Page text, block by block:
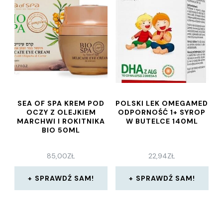
SEA OF SPA KREM POD
OCZY Z OLEJKIEM
MARCHWI I ROKITNIKA
BIO 50ML
85,00ZŁ
SPRAWDŹ SAM!
POLSKI LEK OMEGAMED
ODPORNOŚĆ 1+ SYROP
W BUTELCE 140ML
22,94ZŁ
SPRAWDŹ SAM!